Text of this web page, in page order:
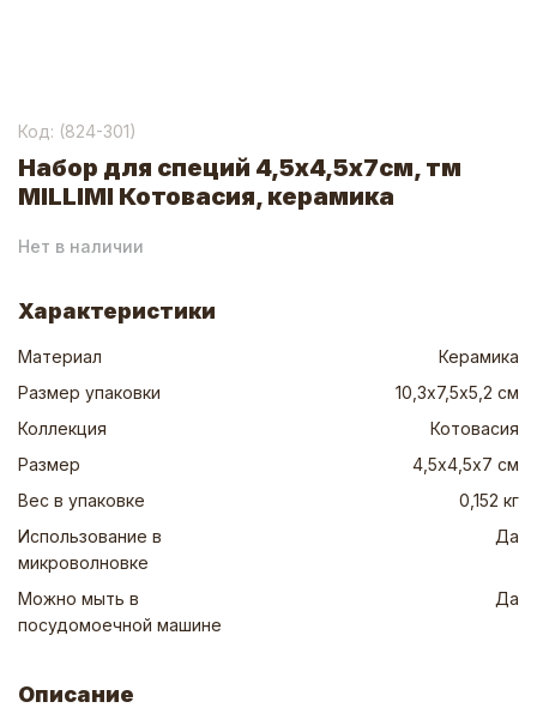
Код: (824-301)
Набор для специй 4,5х4,5х7см, тм
MILLIMI Котовасия, керамика
Нет в наличии
Характеристики
Материал
Керамика
Размер упаковки
10,3х7,5х5,2 см
Коллекция
Котовасия
Размер
4,5х4,5х7 см
Вес в упаковке
0,152 кг
Использование в
микроволновке
Да
Можно мыть в
посудомоечной машине
Да
Описание